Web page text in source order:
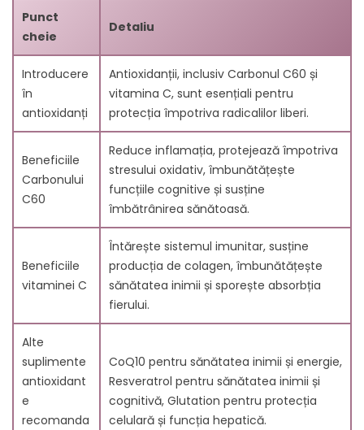
6.2. Î: Animalele pot lua suplimente C60 carbon?
6.3. Î: Este mai bine să obținem antioxidanții din
7. Concluzie:
Punct
cheie
Detaliu
Introducere
în
antioxidanți
Antioxidanții, inclusiv Carbonul C60 și
vitamina C, sunt esențiali pentru
protecția împotriva radicalilor liberi.
Beneficiile
Carbonului
C60
Reduce inflamația, protejează împotriva
stresului oxidativ, îmbunătățește
funcțiile cognitive și susține
îmbătrânirea sănătoasă.
Beneficiile
vitaminei C
Întărește sistemul imunitar, susține
producția de colagen, îmbunătățește
sănătatea inimii și sporește absorbția
fierului.
Alte
suplimente
antioxidant
e
recomanda
CoQ10 pentru sănătatea inimii și energie,
Resveratrol pentru sănătatea inimii și
cognitivă, Glutation pentru protecția
celulară și funcția hepatică.